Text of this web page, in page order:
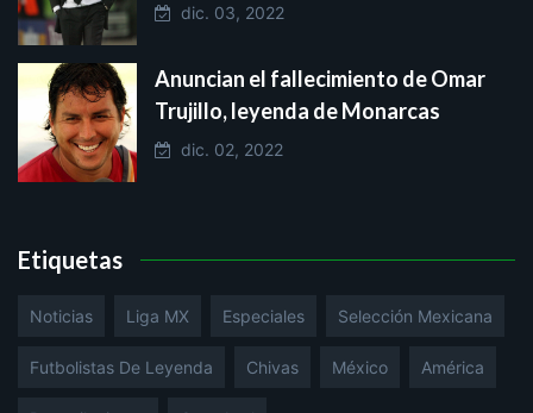
dic. 03, 2022
Anuncian el fallecimiento de Omar
Trujillo, leyenda de Monarcas
dic. 02, 2022
Etiquetas
Noticias Liga MX Especiales Selección Mexicana
Futbolistas De Leyenda Chivas México América